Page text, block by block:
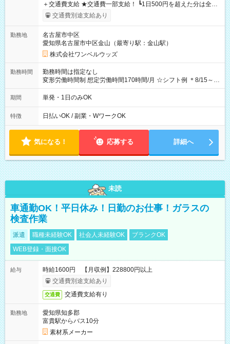
＋交通費支給 ★交通費一部支給！ ┗1日500円を超えた分は全額
支給！ ※往復500円以内の方は自己負担となります ★日払い
OK！（規定あり） ┗働いたその日に現金GET♪ お仕事後はコン
期間なし
交通費別途支給あり
勤務地
名古屋市中区
愛知県名古屋市中区金山（最寄り駅：金山駅）
株式会社ワンベルウッズ
勤務時間
勤務時間は指定なし
変形労働時間制 想定労働時間170時間/月 ☆シフト例 ＊8/15～
10/26 全日共通 08：00～12：00 17：00～21：00 ＊8/31
～9/19のみ下記シフトもあります！ 12：00～16：00 ＊9/6～
00
期間 単発・1日のみOK
特徴 日払いOK / 副業・WワークOK
気になる！ 応募する 詳細へ
未読
車通勤OK！平日休み！日勤のお仕事！ガラスの
検査作業
派遣 職種未経験OK 社会人未経験OK
ブランクOK
WEB登録・面接OK
給与
時給1600円 【月収例】228800円以上
交通費別途支給あり
交通費 交通費支給有り
勤務地
愛知県知多郡
富貴駅からバス10分
素材系メーカー